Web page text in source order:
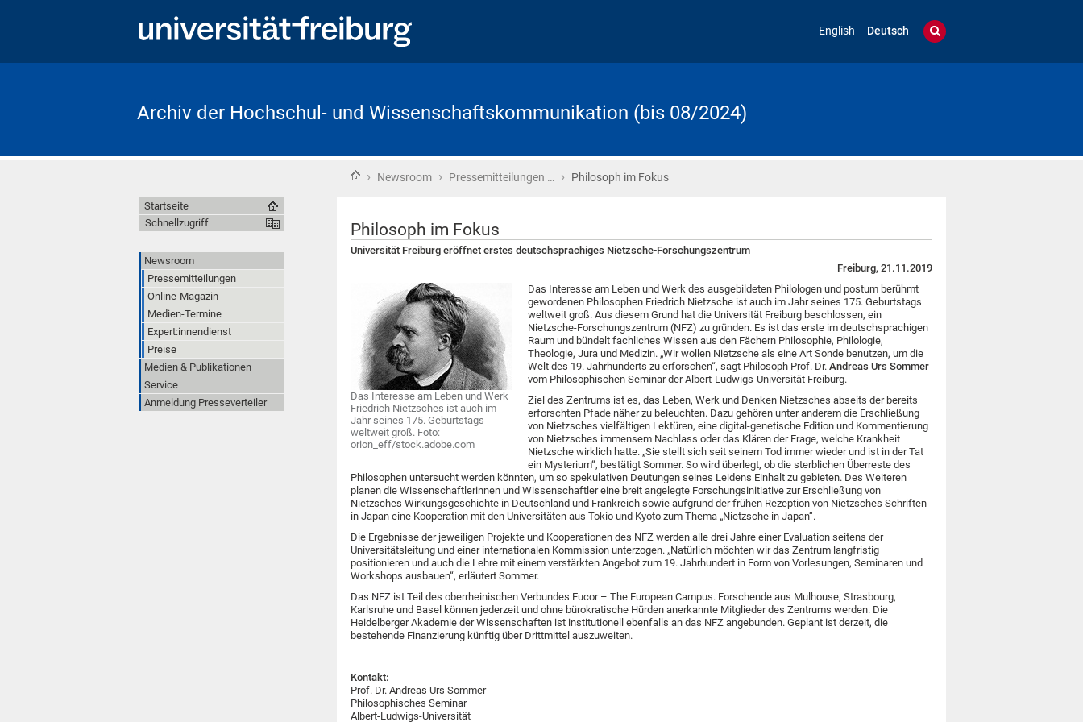
English Deutsch
Archiv der Hochschul- und Wissenschaftskommunikation (bis 08/2024)
Startseite
› Newsroom › Pressemitteilungen … › Philosoph im Fokus
Philosoph im Fokus
Universität Freiburg eröffnet erstes deutschsprachiges Nietzsche-Forschungszentrum
Freiburg, 21.11.2019
Das Interesse am Leben und Werk
Friedrich Nietzsches ist auch im
Jahr seines 175. Geburtstags
weltweit groß. Foto:
orion_eff/stock.adobe.com
Das Interesse am Leben und Werk des ausgebildeten Philologen und postum berühmt
gewordenen Philosophen Friedrich Nietzsche ist auch im Jahr seines 175. Geburtstags
weltweit groß. Aus diesem Grund hat die Universität Freiburg beschlossen, ein
Nietzsche-Forschungszentrum (NFZ) zu gründen. Es ist das erste im deutschsprachigen
Raum und bündelt fachliches Wissen aus den Fächern Philosophie, Philologie,
Theologie, Jura und Medizin. „Wir wollen Nietzsche als eine Art Sonde benutzen, um die
Welt des 19. Jahrhunderts zu erforschen“, sagt Philosoph Prof. Dr. Andreas Urs Sommer
vom Philosophischen Seminar der Albert-Ludwigs-Universität Freiburg.
Ziel des Zentrums ist es, das Leben, Werk und Denken Nietzsches abseits der bereits
erforschten Pfade näher zu beleuchten. Dazu gehören unter anderem die Erschließung
von Nietzsches vielfältigen Lektüren, eine digital-genetische Edition und Kommentierung
von Nietzsches immensem Nachlass oder das Klären der Frage, welche Krankheit
Nietzsche wirklich hatte. „Sie stellt sich seit seinem Tod immer wieder und ist in der Tat
ein Mysterium“, bestätigt Sommer. So wird überlegt, ob die sterblichen Überreste des
Philosophen untersucht werden könnten, um so spekulativen Deutungen seines Leidens Einhalt zu gebieten. Des Weiteren
planen die Wissenschaftlerinnen und Wissenschaftler eine breit angelegte Forschungsinitiative zur Erschließung von
Nietzsches Wirkungsgeschichte in Deutschland und Frankreich sowie aufgrund der frühen Rezeption von Nietzsches Schriften
in Japan eine Kooperation mit den Universitäten aus Tokio und Kyoto zum Thema „Nietzsche in Japan“.
Die Ergebnisse der jeweiligen Projekte und Kooperationen des NFZ werden alle drei Jahre einer Evaluation seitens der
Universitätsleitung und einer internationalen Kommission unterzogen. „Natürlich möchten wir das Zentrum langfristig
positionieren und auch die Lehre mit einem verstärkten Angebot zum 19. Jahrhundert in Form von Vorlesungen, Seminaren und
Workshops ausbauen“, erläutert Sommer.
Das NFZ ist Teil des oberrheinischen Verbundes Eucor – The European Campus. Forschende aus Mulhouse, Strasbourg,
Karlsruhe und Basel können jederzeit und ohne bürokratische Hürden anerkannte Mitglieder des Zentrums werden. Die
Heidelberger Akademie der Wissenschaften ist institutionell ebenfalls an das NFZ angebunden. Geplant ist derzeit, die
bestehende Finanzierung künftig über Drittmittel auszuweiten.
Kontakt:
Prof. Dr. Andreas Urs Sommer
Philosophisches Seminar
Albert-Ludwigs-Universität
Startseite
Schnellzugriff
Newsroom
Pressemitteilungen
Online-Magazin
Medien-Termine
Expert:innendienst
Preise
Medien & Publikationen
Service
Anmeldung Presseverteiler